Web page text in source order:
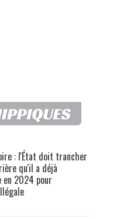
: l'État doit trancher
qu'il a déjà
en 2024 pour